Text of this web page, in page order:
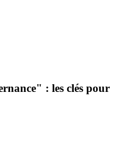
: les clés pour